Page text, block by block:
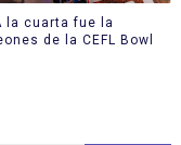
la cuarta fue la
de la CEFL Bowl